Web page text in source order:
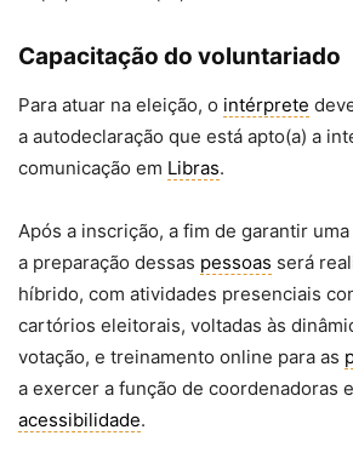
Capacitação do voluntariado
Para atuar na eleição, o intérprete
a autodeclaração que está apto(a) a
comunicação em Libras.
Após a inscrição, a fim de garantir
a preparação dessas pessoas será
híbrido, com atividades presenciais
cartórios eleitorais, voltadas às
votação, e treinamento online para as
a exercer a função de coordenadoras
acessibilidade.